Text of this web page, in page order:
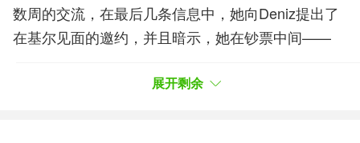
数周的交流，在最后几条信息中，她向Deniz提出了
在基尔见面的邀约，并且暗示，她在钞票中间——
而据警方称，Deniz在做某些不可描述的事情时，也
展开剩余